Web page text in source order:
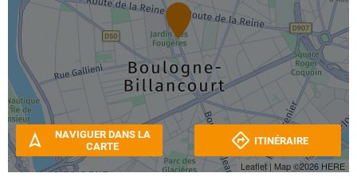
Leaflet| Map ©2026 HERE
NAVIGUER DANS LA
CARTE
ITINÉRAIRE